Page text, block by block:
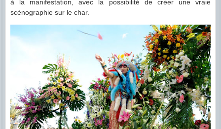
à la manifestation, avec la possibilité de créer une vraie
scénographie sur le char.